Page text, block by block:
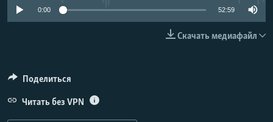
0:00 52:59
Скачать медиафайл
Поделиться
Читать без VPN